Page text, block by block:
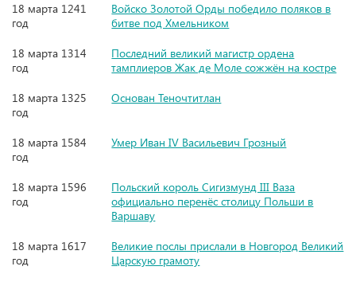
18 марта 1241
год
Войско Золотой Орды победило поляков в
битве под Хмельником
18 марта 1314
год
Последний великий магистр ордена
тамплиеров Жак де Моле сожжён на костре
18 марта 1325
год
Основан Теночтитлан
18 марта 1584
год
Умер Иван IV Васильевич Грозный
18 марта 1596
год
Польский король Сигизмунд III Ваза
официально перенёс столицу Польши в
Варшаву
18 марта 1617
год
Великие послы прислали в Новгород Великий
Царскую грамоту